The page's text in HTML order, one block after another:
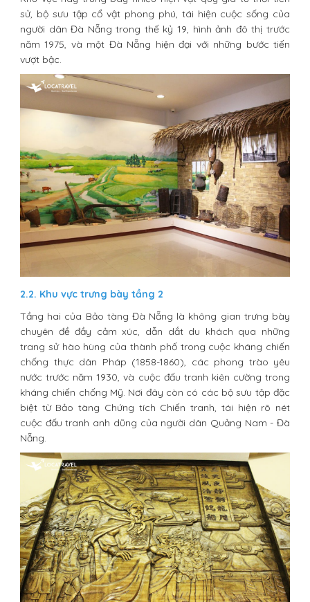
sử, bộ sưu tập cổ vật phong phú, tái hiện cuộc sống của
người dân Đà Nẵng trong thế kỷ 19, hình ảnh đô thị trước
năm 1975, và một Đà Nẵng hiện đại với những bước tiến
vượt bậc.
2.2. Khu vực trưng bày tầng 2
Tầng hai của Bảo tàng Đà Nẵng là không gian trưng bày
chuyên đề đầy cảm xúc, dẫn dắt du khách qua những
trang sử hào hùng của thành phố trong cuộc kháng chiến
chống thực dân Pháp (1858-1860), các phong trào yêu
nước trước năm 1930, và cuộc đấu tranh kiên cường trong
kháng chiến chống Mỹ. Nơi đây còn có các bộ sưu tập đặc
biệt từ Bảo tàng Chứng tích Chiến tranh, tái hiện rõ nét
cuộc đấu tranh anh dũng của người dân Quảng Nam - Đà
Nẵng.